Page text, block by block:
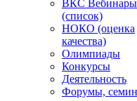
ВКС Вебинары
(список)
НОКО (оценка
качества)
Олимпиады
Конкурсы
Деятельность
Форумы,